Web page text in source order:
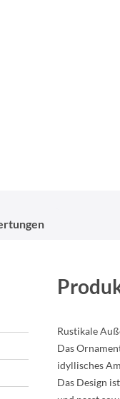
Rustikale
Das
idyllisches
Das Design